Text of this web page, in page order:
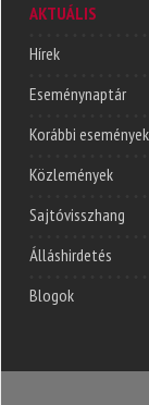
AKTUÁLIS
Hírek
Eseménynaptár
Korábbi események
Közlemények
Sajtóvisszhang
Álláshirdetés
Blogok